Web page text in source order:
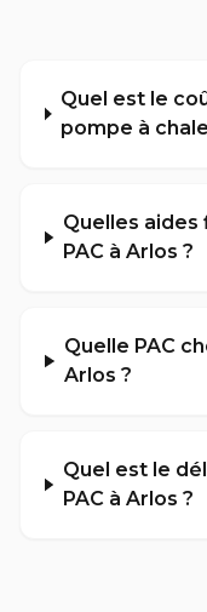
Quel est le
pompe à
Quelles aides
PAC à Arlos ?
Quelle PAC
Arlos ?
Quel est le
PAC à Arlos ?